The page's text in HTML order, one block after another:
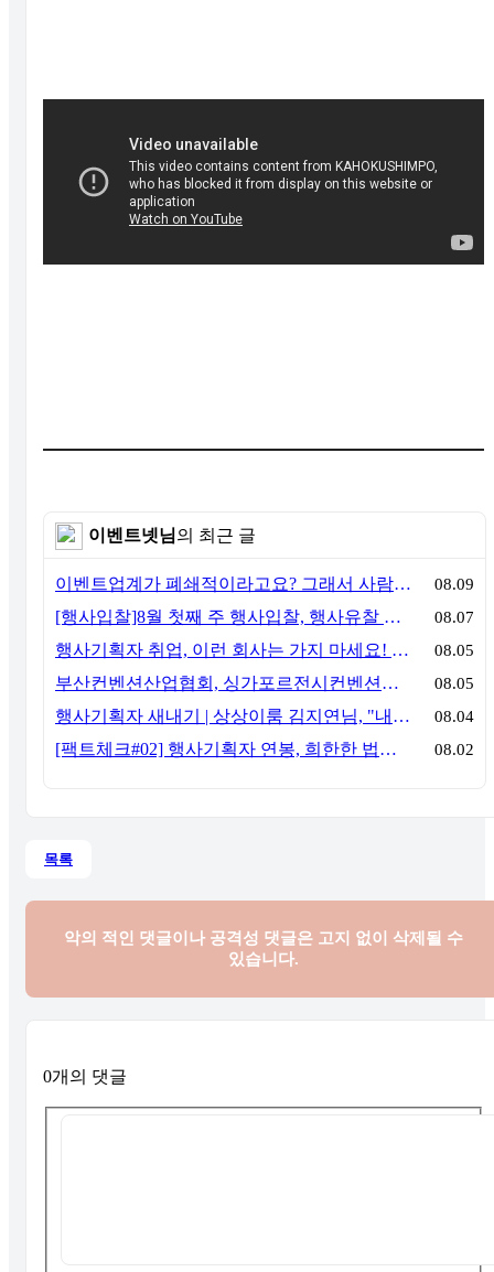
이벤트넷님의 최근 글
이벤트업계가 폐쇄적이라고요? 그래서 사람이 안 옵니다 08.09
[행사입찰]8월 첫째 주 행사입찰, 행사유찰 결과 08.07
행사기획자 취업, 이런 회사는 가지 마세요! 신입이 꼭 알아야 할 5가지 기준[이벤트산업 팩트체크#3] 08.05
부산컨벤션산업협회, 싱가포르전시컨벤션협회(SACEOS)와 업무협약 체결… 아시아 마이스 협력 확대 08.05
행사기획자 새내기 | 상상이룸 김지연님, "내 맘대로, 내 뜻대로 행사를 만든다 08.04
[팩트체크#02] 행사기획자 연봉, 희한한 법칙~ '첨에는 비실, 3년만 지나면 튼실' 08.02
목록
악의 적인 댓글이나 공격성 댓글은 고지 없이 삭제될 수
있습니다.
0개의 댓글